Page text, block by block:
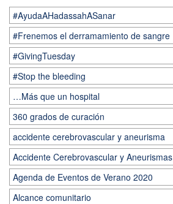
#AyudaAHadassahASanar
#Frenemos el derramamiento de sangre
#GivingTuesday
#Stop the bleeding
…Más que un hospital
360 grados de curación
accidente cerebrovascular y aneurisma
Accidente Cerebrovascular y Aneurismas
Agenda de Eventos de Verano 2020
Alcance comunitario